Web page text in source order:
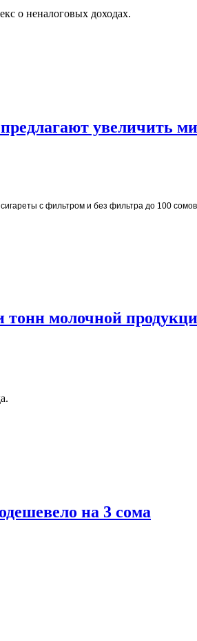
о неналоговых доходах.
увеличить
с фильтром и без фильтра до 100 сомов
тонн молочной
на 3 сома